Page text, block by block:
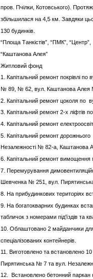
пров. Пчілки, Котовського).
збільшилася на 4,5 км. Завдяки
130 будинків.
“Площа Танкістів”, “ПМК”, “Центр”,
“Каштанова Алея”
Житловий фонд
1. Капітальний ремонт
№ 89, № 62, вул. Каштанова Алея
2. Капітальний ремонт цоколя по
3. Капітальний ремонт 2-х ліфтів
4. Капітальний ремонт
5. Капітальний ремонт дорожнього
Незалежності № 82-а,
6. Капітальний ремонт
7. Перемурування
Шевченка № 251, вул.
8. На прибудинкових територіях
9. На богатокварних будинках
табличок з номерами під'їздів та
10. Облаштовано 2 майданчики
спеціалізованих контейнерів.
11. Виготовлено та встановлено
Пирятинська № 7 та вул.
12. Встановлено бетонний паркан